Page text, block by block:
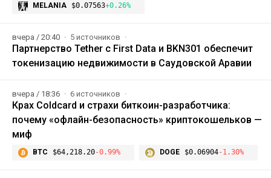
MELANIA $0.07563+0.26%
вчера / 20:40 5 источников
Партнерство Tether с First Data и BKN301 обеспечит
токенизацию недвижимости в Саудовской Аравии
вчера / 18:36 6 источников
Крах Coldcard и страхи биткоин-разработчика:
почему «офлайн-безопасность» криптокошельков —
миф
BTC $64,218.20-0.99% DOGE $0.06904-1.30%